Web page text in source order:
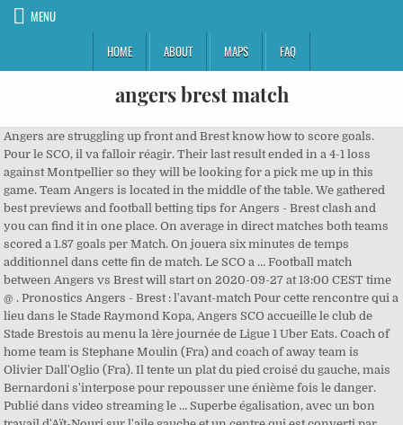
MENU
HOME
ABOUT MAPS FAQ
angers brest match
Angers are struggling up front and Brest know how to score goals. Pour le SCO, il va falloir réagir. Their last result ended in a 4-1 loss against Montpellier so they will be looking for a pick me up in this game. Team Angers is located in the middle of the table. We gathered best previews and football betting tips for Angers - Brest clash and you can find it in one place. On average in direct matches both teams scored a 1.87 goals per Match. On jouera six minutes de temps additionnel dans cette fin de match. Le SCO a … Football match between Angers vs Brest will start on 2020-09-27 at 13:00 CEST time @ . Pronostics Angers - Brest : l'avant-match Pour cette rencontre qui a lieu dans le Stade Raymond Kopa, Angers SCO accueille le club de Stade Brestois au menu la 1ère journée de Ligue 1 Uber Eats. Coach of home team is Stephane Moulin (Fra) and coach of away team is Olivier Dall'Oglio (Fra). Il tente un plat du pied croisé du gauche, mais Bernardoni s'interpose pour repousser une énième fois le danger. Publié dans video streaming le … Superbe égalisation, avec un bon travail d'Aït-Nouri sur l'aile gauche et un centre qui est converti par Thioub, d'un enchainement contrôle-tir croisé du gauche imparable. Mais sur le centre de Cardona, venu de la gauche, aucun breton ne peut couper la trajectoire. Mais excentré, le milieu du SCO appuie trop sa frappe, qui passe au-dessus. Le SCO égalise après avoir été piqué au vif d'entrée ! Vous consultez actuellement la page :Angers - BrestSuivez le match Angers - Brest en direct (résumé, score et buts). Home team is from Angers, away team is from Brest.Distance between them is 310.8 km. C'est la mi-temps ! Le défenseur semble reprendre ses esprits et se relever, mais reste quelque peu sonné. Match de foot en direct : Angers - Brest Dimanche 27 Septembre 2020 à 15h00. But de Steve Mounié ! Brest are in 9th place but have the same points as their opponents. Refereee Jeremy Stinat. 25 sept. 2020. But d'Ismaël Traoré ! Nouvelle offensive angevine, avec un débordement de Fulgini sur l'aile droite et un centre en retrait vers Thioub, au point de penalty. Mais son tir croisé du droit heurte là encore la barre transversale. Vous êtes imbattable sur les dernières performances du SCO Angers et vous souhaitez néanmoins ne rien râter du match de votre équipe contre le club de Brest, soyez rassuré, sur ce site, on vous donne tous les renseignements nécessaire concernant la diffusion … About the match. The match preview to the football match ANGERS vs BREST in the Ligue 1 of France compares both teams and includes the latest matches of the teams, the match facts, head to head (h2h), goal statistics, table standings, match strengths and at least a computer calculated match prediction. 90'+6' Second Half ends, Brest 0, Angers 1. Tir cadré d'Angelo Fulgini, qui profite d'une mauvaise relance plein axe pour placer une reprise de volée du droit, à ras-de-terre, des 20 mètres. Une action conclue avec brio et qui vient bonifier une belle période bretonne. Mais monsieur Stinat ne siffle pas un coup franc qui aurait pu être extrêmement bien placé. Brest. Match Time & Date: 27/09/2020. 90'+6' Lois Diony (Angers) wins a free kick on the left wing. Quel retournement de situation en même pas cinq minutes ! Capables de faire le break à de nombreuses reprises, les Bretons pourront nourrir de légitimes regrets. Match ends, Angers 3, Brest 2. 4 of the last 5 meetings have ended in under 2.5 goals. 2 matches ended in a draw. Carton jaune pour Irvin Cardona, coupable d'un geste involontaire mais répréhensible sur un duel au milieu. Angers take on Brest in the 2020/2021 Ligue 1 on Sunday, September 27, 2020 Encore un joli mouvement en triangle des Brestois, qui voit Faivre centrer en retrait pour Mounié, absolument seul aux six mètres. Enorme occasion de break pour les Brestois ! Voir un match de football en direct ? Bonjour à tous et bienvenue pour cette rencontre de la 5e journée de Ligue 1 qui va opposer le SCO d'Angers et le Stade Brestois. Le match des Canaris de Patrick Collot, sérieux et appliqués, a basculé en l’espace de cinq minutes, où ils ont encaissé trois buts. Le coup d'envoi de ce match de foot entre Angers SCO et Stade Brestois 29 sera donné à 15h00 (27 septembre 2020). Teams Angers Brest played so far 15 matches. The club from the west started the season poorly losing their first two games and the early signs were that the club may really struggle this season. Fil info ... Angers - Brest | Conférence de presse d'avant-match. Get our Angers vs Brest Match Preview, stats and info. But de Gaëtan Charbonnier ! Il faudra sans doute peu, côté Angers, pour enflammer les débats, mais on a vu peu de contenu en ce sens jusque-là. Petit arrêt de jeu pour venir aux nouvelles de Ronaël Pierre-Gabriel, resté au sol sur un excès d'engagement du nouvel entrant, Cho. Voir les matchs de Ligue 1 en vidéo gratuit, les émissions CFC, Match of ze day, les matchs en ligne de foot français canal+ en direct. For all of the team news and statistics, including injuries and suspensions, probable line-ups and predictions with facts and odds, read our detailed Ligue 1 match preview of Angers vs Brest. Football streaming Plus dans la réaction jusque-là, Angers réalise un gros pressing, sur l'aile gauche, et récupère le cuir, avant un centre en retrait vers Fulgini, aux 20 mètres. Merci à tous de nous avoir suivis ! This match was not broadcast live in your territory. Angers in actual season average scored 1.52 goals per match. Equipe pro. Min deposit £5 and 1x settled bet requirement to release Bet Credits. All Rights Reserved. (12 place). © All contents including and not limited to article texts and images are copyrighted to LeagueLane. Charbonnier est à l'affût, mais voit son tir croisé du droit terminer dans le petit filet extérieur. Angers come into this game in 11th place where they have won 2 games and lost two from their four played so far. ANGERS – BREST : 3-2 (1-2) BUTS. Erreur de jugement de Pavlovic, qui se fait griller la politesse par Charbonnier dans sa surface, côté droit. Match ends, Brest 0, Angers 1. If you are looking for help, advice or support in relation to your gambling, please go to: BeGambleAware.org or contact the National Gambling Helpline on 0808 8020 133. 90'+7' Second Half ends, Brest 0, Angers 1. Brest won 9 matches. We will call this for the away team to get the win. Carton jaune pour Mohamed-Ali Cho, sur un excès d'engagement pour mettre Pierre-Gabriel sous pression. Angers est revenu avec de biens meilleures intentions, mais il est difficile de trouver des opportunités de centres dans les premières minutes de cette seconde période. The club have beaten Dijon and Lorient in those matches and the plus side is that they are scoring goals, they put 5 goals past those teams and have scored seven goals already. La retransmission du match Angers – Brest sera à voir en streaming pour les abonnés à la chaine beIN SPORTS 1 à partir de 20:00 . Joli travail défensif des joueurs d'Oliver Dall'Oglio, qui privent Angers de vrais solutions, dès l'entrée dans leur moitié de terrain. Faivre est à l'affût et se présente devant Bernardoni, après un contre favorable. Team news, Predicted Lineups, Starting 11s, Odds, Injuries & suspensions Angers - Brest, le match en direct France, Ligue 1 - Coup d'envoi : dimanche 27 septembre à 15h00. Brest en profite pour amorcer un bon contre à destination de Charbonnier, mais le centre-tir de l'avant-centre, à l'angle de la surface, sera finalement contré. Min odds, bet, and payment method exclusions apply. Le résultat de ce match de championnat français entre Angers SCO (Angers SCO) et Stade Brestois 29 (SB29) est à suivre en live à partir de 15h00. Bien entrés dès le début dans ce match, grâce à un penalty, les Bretons n'ont pas douté après l'égalisation et ont terminé en trombe ce premier acte, ne menant que 2-1 au vu de leurs nombreuses opportunités. Sunday 27th September 2020, 1400hrs. Tir non cadré d'Ibrahima Diallo, dont la tentative osée des 35 mètres, s'envole dans les tribunes du stade Raymond-Kopa. CONFÉRENCE DE PRESSE D'AVANT-MATCH OLYMPIQUE LYONNAIS - STADE BRESTOIS En savoir plus. Gros danger sur la cage de Bernardoni. Superbe une-deux longue distance entre Belkebla et Faivre, qui permet à ce dernier d'entrer seul dans la surface opposée. Ils ont en effet débloqué leur compteur en s'imposant à Dijon (0-2) puis ils ont dominé Lorient (3-2) avec un but magnifique inscrit après 17 passes et une minute de jeu collectif ! Il faudra donc faire attention contre les Finistériens qui sont dans une bonne dynamique. Premier corner de ce match, en faveur du SCO. A noter la montée rageuse de Larsonneur pour apporter le surnombre dans la surface adverse. Gratuitement regarder tous les scores de foot en direct live des matchs de foot dans le monde entier. Penalty d'entrée pour le Stade Brestois. Mais Larsonneur intervient proprement, au pied de son poteau. Le latéral devrait tout de même reprendre sa place. Angers will be keen to be returning to the more familiar surroundings of their Stade Raymond-Kopa following last week’s heavy 4-1 defeat away from home at the hands of Montpellier as they look ahead to this upcoming clash against Brest. Retrouvez Brest sur Facebook et Twitter. Authentication or subscription with a TV, ISP or streaming provider may be required. Match ends, Brest 0, Angers 1. La réaction des coaches Stade Brestois 29 2 -1 Stade de Reims En savoir plus. C'est Angers SCO (Angers SCO) qui recoit Stade Brestois 29 (SB29) pour ce match francais du dimanche 27 septembre 2020 (Resultat de championnat francais) In 10 (76.92%) matches played at home was total goals (team and opponent) Over 1.5 goals. Though there isn’t much between the teams it is Brest who come here with the form and more confidence. Les Bretons relancent les hostilités de cette seconde période. ESPN's full commentary for the Angers vs. Brest football match. Angers vs Brest French Ligue 1 Date: